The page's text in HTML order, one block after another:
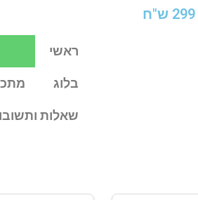
ראשי
בלוג
שאלות